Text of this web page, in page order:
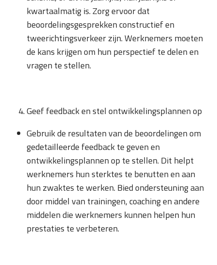
kwartaalmatig is. Zorg ervoor dat
beoordelingsgesprekken constructief en
tweerichtingsverkeer zijn. Werknemers moeten
de kans krijgen om hun perspectief te delen en
vragen te stellen.
Geef feedback en stel ontwikkelingsplannen op
Gebruik de resultaten van de beoordelingen om
gedetailleerde feedback te geven en
ontwikkelingsplannen op te stellen. Dit helpt
werknemers hun sterktes te benutten en aan
hun zwaktes te werken. Bied ondersteuning aan
door middel van trainingen, coaching en andere
middelen die werknemers kunnen helpen hun
prestaties te verbeteren.